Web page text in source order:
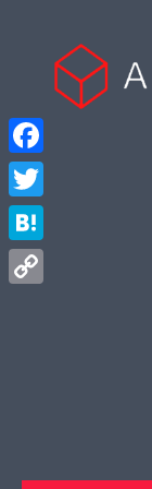
Facebook
Twitter
Hatena